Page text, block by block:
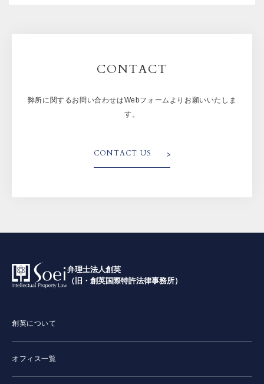
CONTACT
弊所に関するお問い合わせはWebフォームよりお願いいたしま
す。
CONTACT US
弁理士法人創英
（旧・創英国際特許法律事務所）
創英について
オフィス一覧